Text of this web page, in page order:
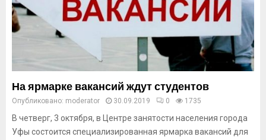
На ярмарке вакансий ждут студентов
Опубликовано: moderator 30.09.2019 0 1735
В четверг, 3 октября, в Центре занятости населения города
Уфы состоится специализированная ярмарка вакансий для